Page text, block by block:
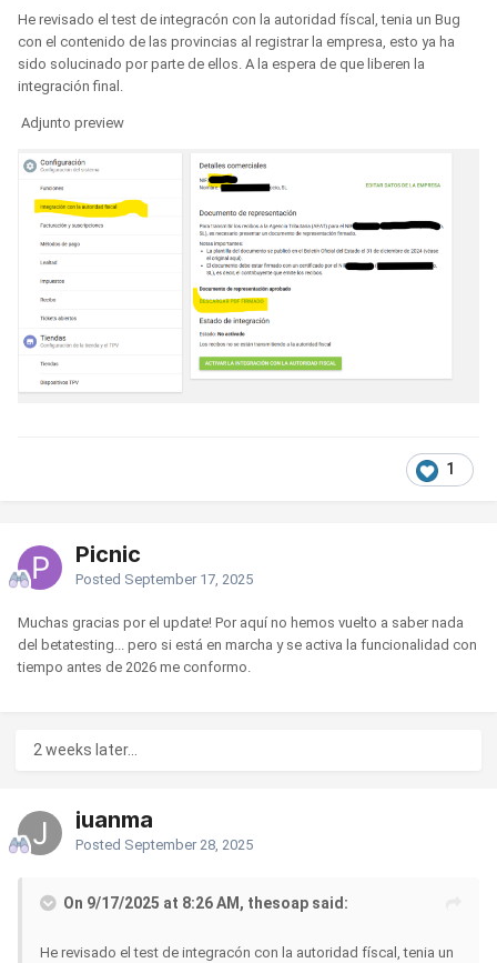
He revisado el test de integracón con la autoridad físcal, tenia un Bug
con el contenido de las provincias al registrar la empresa, esto ya ha
sido solucinado por parte de ellos. A la espera de que liberen la
integración final.
Adjunto preview
1
Picnic
Posted September 17, 2025
Muchas gracias por el update! Por aquí no hemos vuelto a saber nada
del betatesting... pero si está en marcha y se activa la funcionalidad con
tiempo antes de 2026 me conformo.
2 weeks later...
juanma
Posted September 28, 2025
On 9/17/2025 at 8:26 AM, thesoap said:
He revisado el test de integracón con la autoridad físcal, tenia un